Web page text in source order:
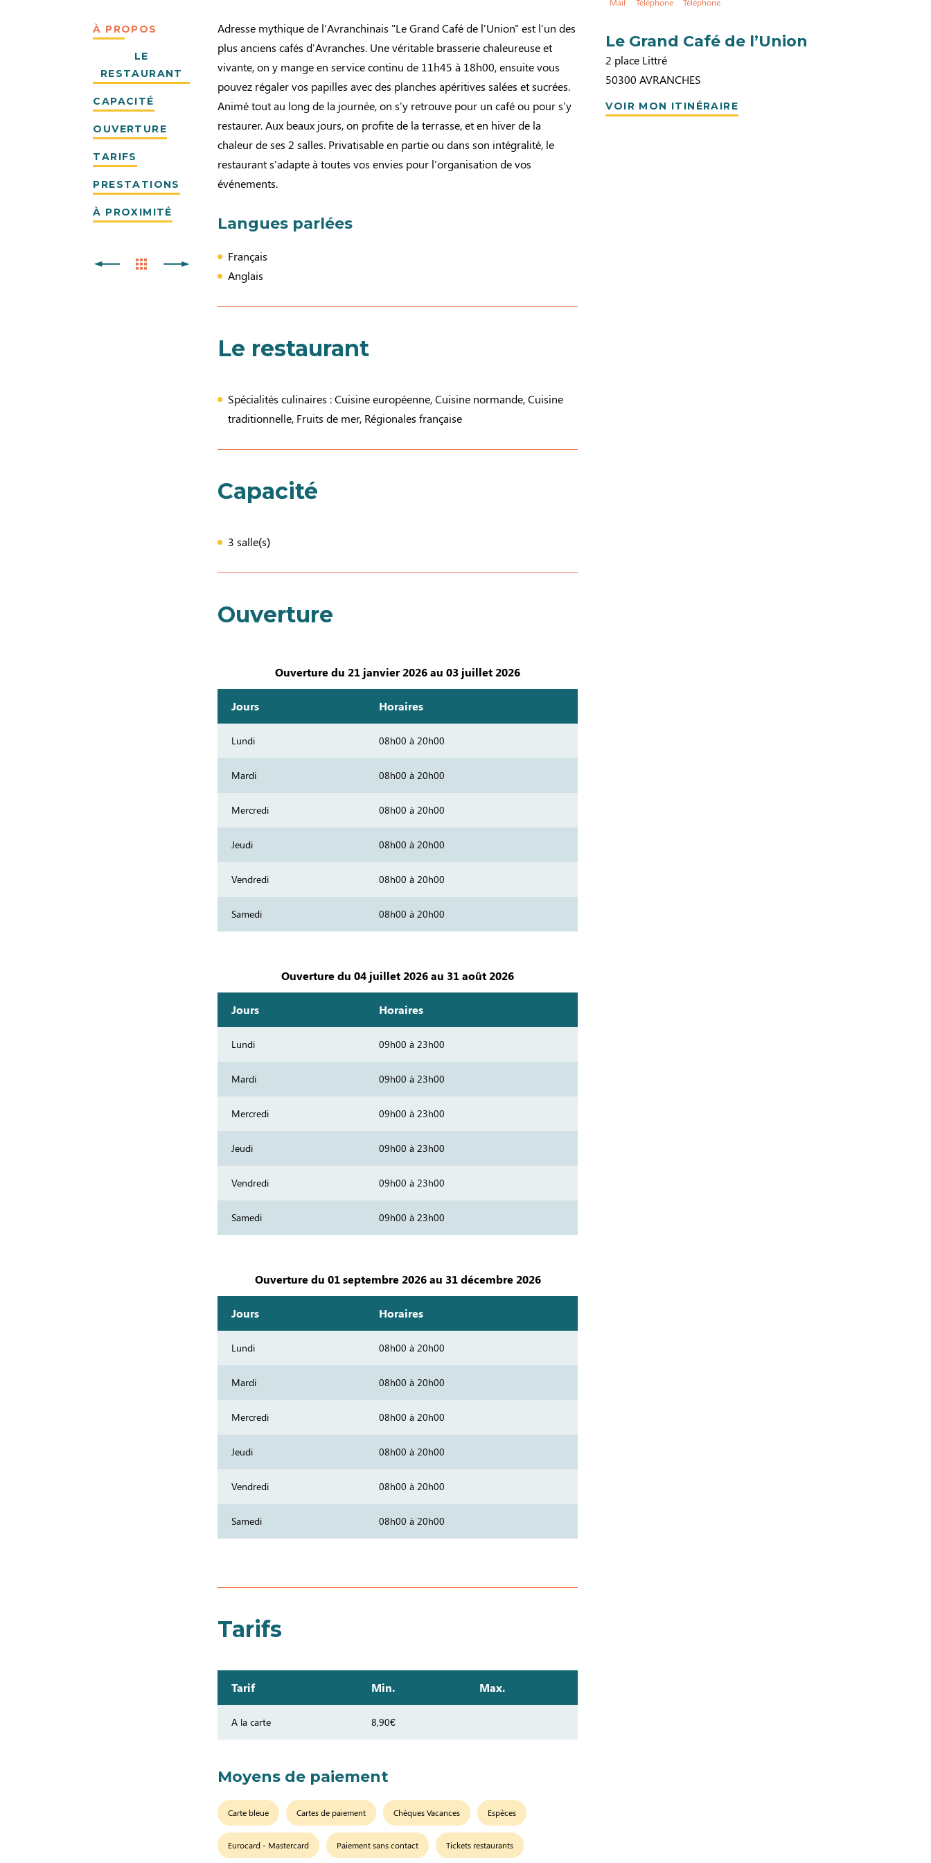
À PROPOS
LE
RESTAURANT
CAPACITÉ
OUVERTURE
TARIFS
PRESTATIONS
À PROXIMITÉ
Adresse mythique de l'Avranchinais "Le Grand Café de l'Union" est l'un des
plus anciens cafés d'Avranches. Une véritable brasserie chaleureuse et
vivante, on y mange en service continu de 11h45 à 18h00, ensuite vous
pouvez régaler vos papilles avec des planches apéritives salées et sucrées.
Animé tout au long de la journée, on s'y retrouve pour un café ou pour s'y
restaurer. Aux beaux jours, on profite de la terrasse, et en hiver de la
chaleur de ses 2 salles. Privatisable en partie ou dans son intégralité, le
restaurant s'adapte à toutes vos envies pour l'organisation de vos
événements.
Langues parlées
Français
Anglais
Le restaurant
Spécialités culinaires : Cuisine européenne, Cuisine normande, Cuisine
traditionnelle, Fruits de mer, Régionales française
Capacité
3 salle(s)
Ouverture
Ouverture du 21 janvier 2026 au 03 juillet 2026
Jours Horaires
Lundi 08h00 à 20h00
Mardi 08h00 à 20h00
Mercredi 08h00 à 20h00
Jeudi 08h00 à 20h00
Vendredi 08h00 à 20h00
Samedi 08h00 à 20h00
Ouverture du 04 juillet 2026 au 31 août 2026
Jours Horaires
Lundi 09h00 à 23h00
Mardi 09h00 à 23h00
Mercredi 09h00 à 23h00
Jeudi 09h00 à 23h00
Vendredi 09h00 à 23h00
Samedi 09h00 à 23h00
Ouverture du 01 septembre 2026 au 31 décembre 2026
Jours Horaires
Lundi 08h00 à 20h00
Mardi 08h00 à 20h00
Mercredi 08h00 à 20h00
Jeudi 08h00 à 20h00
Vendredi 08h00 à 20h00
Samedi 08h00 à 20h00
Tarifs
Tarif Min. Max.
A la carte 8,90€
Moyens de paiement
Carte bleue Cartes de paiement Chèques Vacances Espèces
Eurocard - Mastercard Paiement sans contact Tickets restaurants
Le Grand Café de l’Union
2 place Littré
50300 AVRANCHES
VOIR MON ITINÉRAIRE